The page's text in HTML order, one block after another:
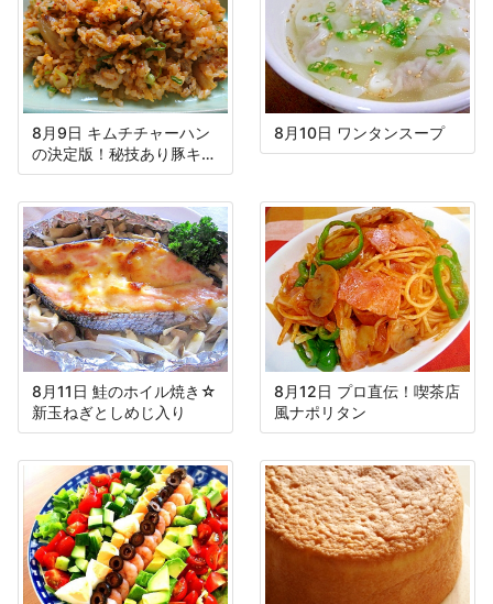
8月9日 キムチチャーハン
の決定版！秘技あり豚キム
チ焼き飯
8月10日 ワンタンスープ
8月11日 鮭のホイル焼き☆
新玉ねぎとしめじ入り
8月12日 プロ直伝！喫茶店
風ナポリタン